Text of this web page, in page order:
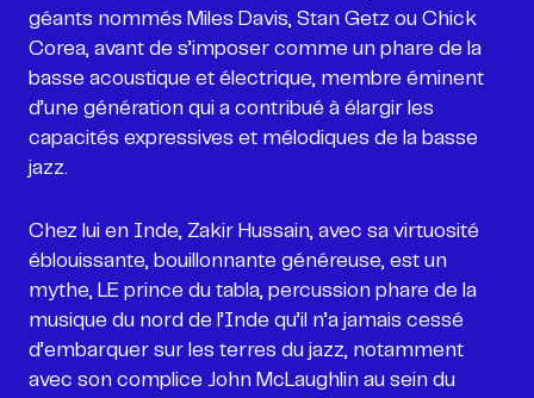
géants nommés Miles Davis, Stan Getz ou Chick
Corea, avant de s’imposer comme un phare de la
basse acoustique et électrique, membre éminent
d’une génération qui a contribué à élargir les
capacités expressives et mélodiques de la basse
jazz.
Chez lui en Inde, Zakir Hussain, avec sa virtuosité
éblouissante, bouillonnante généreuse, est un
mythe, LE prince du tabla, percussion phare de la
musique du nord de l’Inde qu’il n’a jamais cessé
d’embarquer sur les terres du jazz, notamment
avec son complice John McLaughlin au sein du